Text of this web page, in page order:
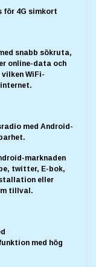
för 4G simkort
snabb sökruta,
online-data och
WiFi-
med Android-
marknaden
twitter, E-bok,
eller
tillval.
med hög